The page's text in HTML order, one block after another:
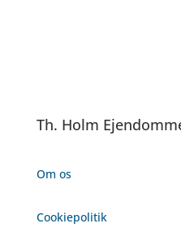
Th. Holm
Om os
Cookiepolitik